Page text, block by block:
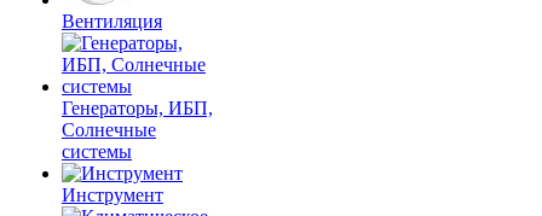
Вентиляция
Генераторы, ИБП,
Солнечные
системы
Инструмент